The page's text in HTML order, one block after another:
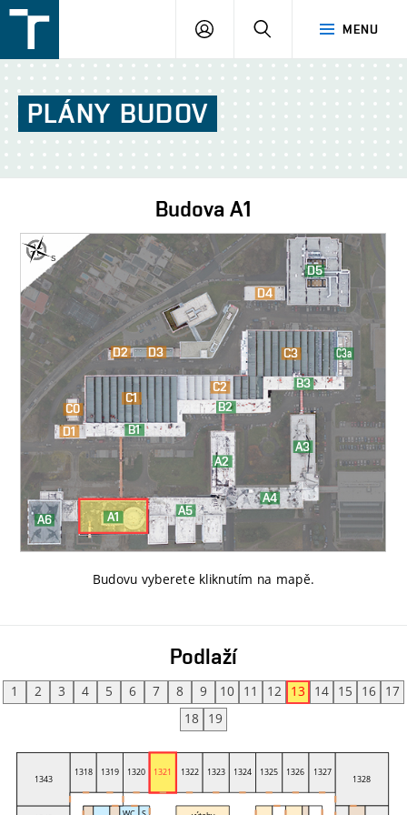
v
Brně
MENU
PŘIHLÁŠENÍ
PLÁNY BUDOV
Budova A1
Budovu vyberete kliknutím na mapě.
Podlaží
1 2 3 4 5 6 7 8 9 10 11 12 13 14 15 16
17
18
19